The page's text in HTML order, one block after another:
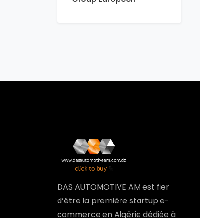
DAS AUTOMOTIVE AM est fier
d’être la première startup e-
commerce en Algérie dédiée à